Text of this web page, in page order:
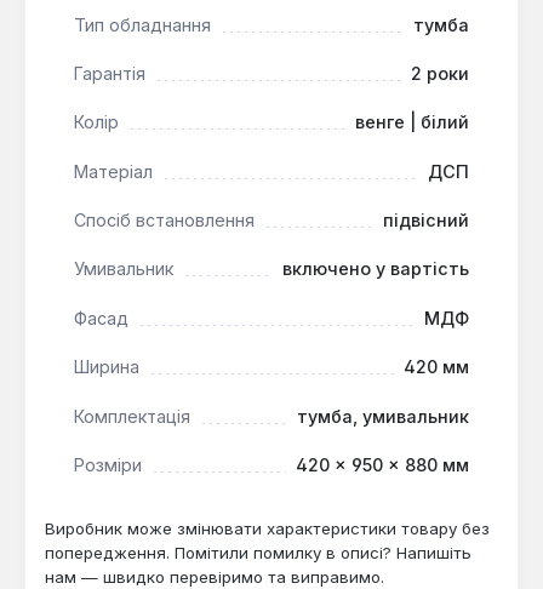
та візуально розвантажує простір. Ця модель
важлива естетика, практичність та можливість
простору.
Тип обладнання тумба
Гарантія 2 роки
Колір венге | білий
Матеріал ДСП
Спосіб встановлення підвісний
Умивальник включено у вартість
Фасад МДФ
Ширина 420 мм
Комплектація тумба, умивальник
Розміри 420 × 950 × 880 мм
Виробник може змінювати характеристики товару без
попередження. Помітили помилку в описі? Напишіть
нам — швидко перевіримо та виправимо.